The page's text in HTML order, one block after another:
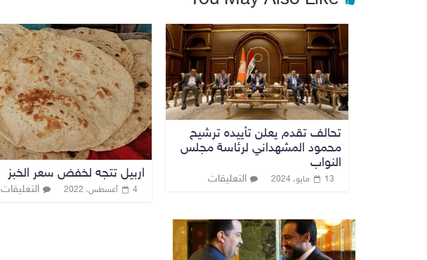
تحالف تقدم يعلن تأييده ترشيح
محمود المشهداني لرئاسة مجلس
النواب
13 مايو، 2024 التعليقات اربيل تتجه لخفض سعر الخبز
4 أغسطس، 2022 التعليقات